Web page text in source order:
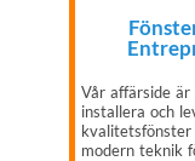
Vår affärside
installera och
kvalitetsfönster
modern teknik